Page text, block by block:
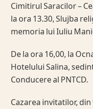
Cimitirul Saracilor –
la ora 13.30, Slujba
memoria lui Iuliu
De la ora 16,00, la
Hotelului Salina,
Conducere al PNTCD.
Cazarea invitatilor,